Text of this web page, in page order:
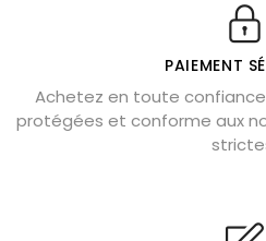
Véritable citrine naturelle non
Où placer la citrine dans la
Cornaline : propriétés
Capricorne : quelles pierres
Shungite : purification et
PAIEMENT
Achetez en toute
protégées et conforme aux